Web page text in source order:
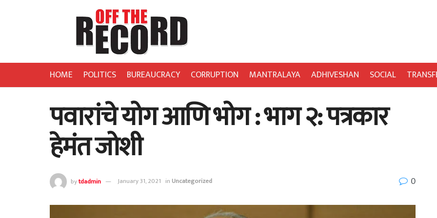
HOME POLITICS BUREAUCRACY CORRUPTION MANTRALAYA ADHIVESHAN SOCIAL
पवारांचे योग आणि भोग : भाग २: पत्रकार
हेमंत जोशी
bytdadmin January 31, 2021 in Uncategorized 0